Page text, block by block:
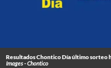
Resultados Chontico Día último sorteo
Images - Chontico